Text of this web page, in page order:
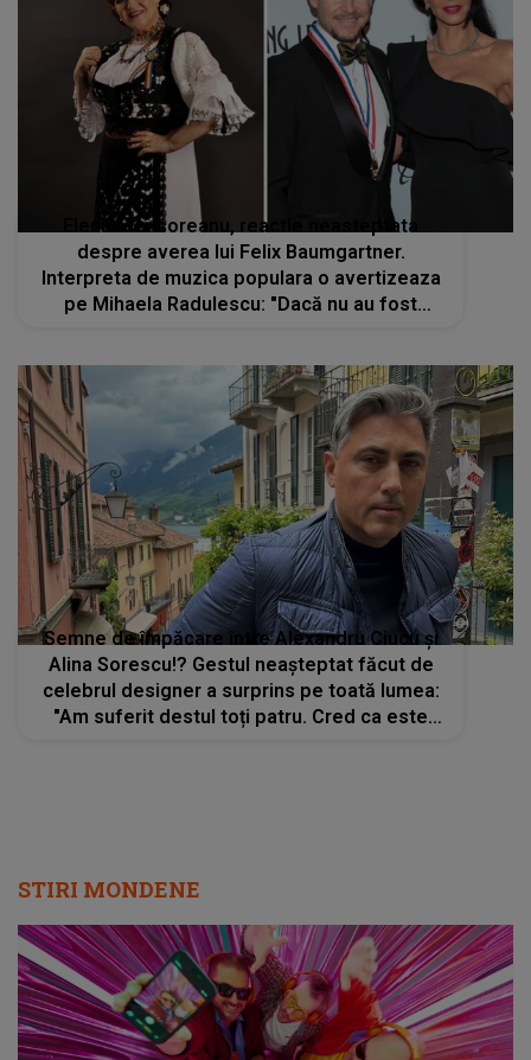
Elena Merisoreanu, reactie neasteptata
despre averea lui Felix Baumgartner.
Interpreta de muzica populara o avertizeaza
pe Mihaela Radulescu: "Dacă nu au fost
Semne de împăcare între Alexandru Ciucu și
Alina Sorescu!? Gestul neașteptat făcut de
celebrul designer a surprins pe toată lumea:
"Am suferit destul toți patru. Cred ca este
STIRI MONDENE